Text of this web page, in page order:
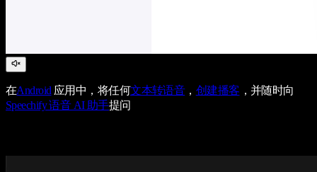
在Android 应用中，将任何文本转语音， 创建播客 ，并随时向
Speechify 语音 AI 助手提问